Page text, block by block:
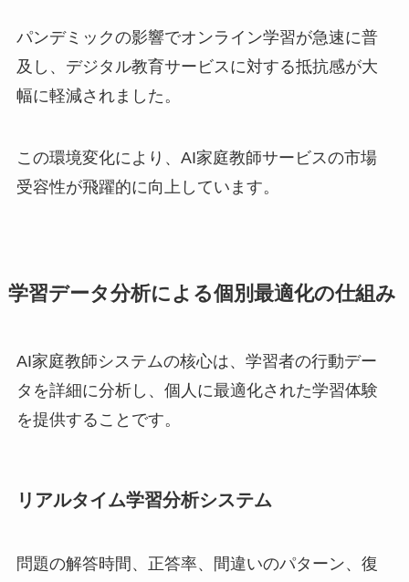
パンデミックの影響でオンライン学習が急速に普
及し、デジタル教育サービスに対する抵抗感が大
幅に軽減されました。
この環境変化により、AI家庭教師サービスの市場
受容性が飛躍的に向上しています。
学習データ分析による個別最適化の仕組み
AI家庭教師システムの核心は、学習者の行動デー
タを詳細に分析し、個人に最適化された学習体験
を提供することです。
リアルタイム学習分析システム
問題の解答時間、正答率、間違いのパターン、復